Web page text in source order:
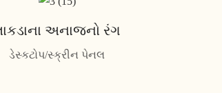
અનાજનો રંગ
ડેસ્કટોપ/સ્ક્રીન પેનલ